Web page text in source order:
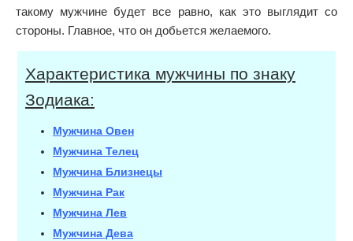
такому мужчине будет все равно, как это выглядит со
стороны. Главное, что он добьется желаемого.
Характеристика мужчины по знаку
Зодиака:
Мужчина Овен
Мужчина Телец
Мужчина Близнецы
Мужчина Рак
Мужчина Лев
Мужчина Дева